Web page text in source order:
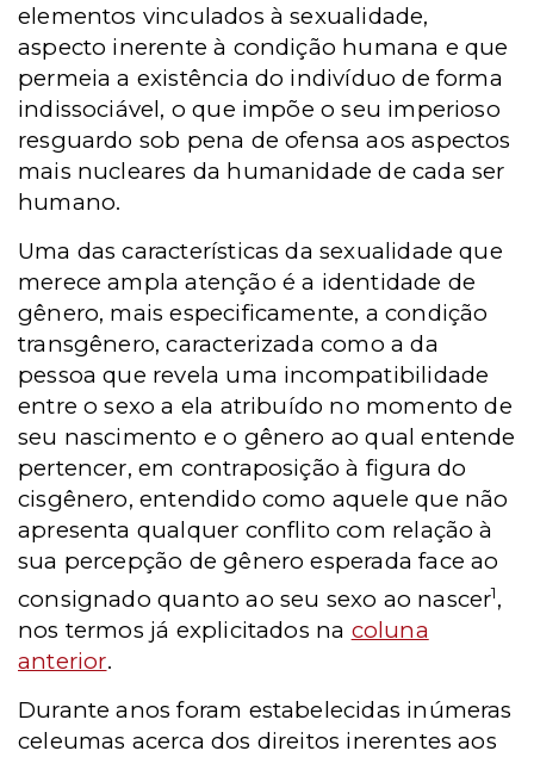
elementos vinculados à sexualidade,
aspecto inerente à condição humana e que
permeia a existência do indivíduo de forma
indissociável, o que impõe o seu imperioso
resguardo sob pena de ofensa aos aspectos
mais nucleares da humanidade de cada ser
humano.
Uma das características da sexualidade que
merece ampla atenção é a identidade de
gênero, mais especificamente, a condição
transgênero, caracterizada como a da
pessoa que revela uma incompatibilidade
entre o sexo a ela atribuído no momento de
seu nascimento e o gênero ao qual entende
pertencer, em contraposição à figura do
cisgênero, entendido como aquele que não
apresenta qualquer conflito com relação à
sua percepção de gênero esperada face ao
consignado quanto ao seu sexo ao nascer1,
nos termos já explicitados na coluna
anterior.
Durante anos foram estabelecidas inúmeras
celeumas acerca dos direitos inerentes aos